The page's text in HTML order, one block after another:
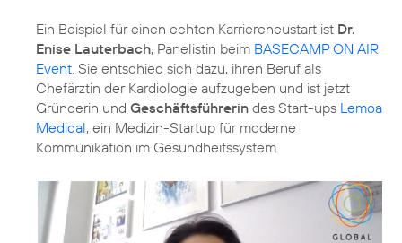
Ein Beispiel für einen echten Karriereneustart ist Dr.
Enise Lauterbach, Panelistin beim BASECAMP ON AIR
Event. Sie entschied sich dazu, ihren Beruf als
Chefärztin der Kardiologie aufzugeben und ist jetzt
Gründerin und Geschäftsführerin des Start-ups Lemoa
Medical, ein Medizin-Startup für moderne
Kommunikation im Gesundheitssystem.